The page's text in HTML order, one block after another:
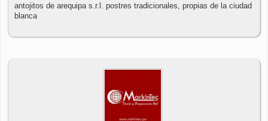
antojitos de arequipa s.r.l. postres tradicionales, propias de la ciudad
blanca